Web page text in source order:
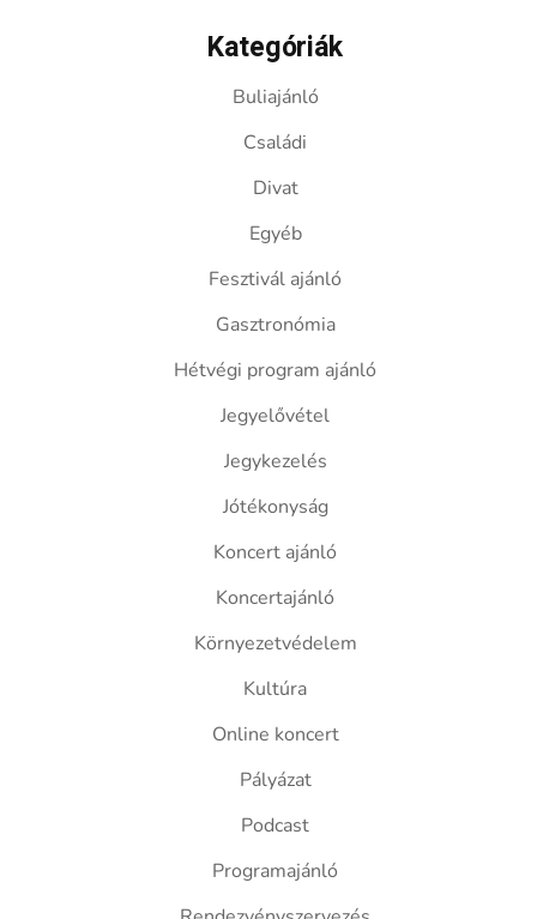
Kategóriák
Buliajánló
Családi
Divat
Egyéb
Fesztivál ajánló
Gasztronómia
Hétvégi program ajánló
Jegyelővétel
Jegykezelés
Jótékonyság
Koncert ajánló
Koncertajánló
Környezetvédelem
Kultúra
Online koncert
Pályázat
Podcast
Programajánló